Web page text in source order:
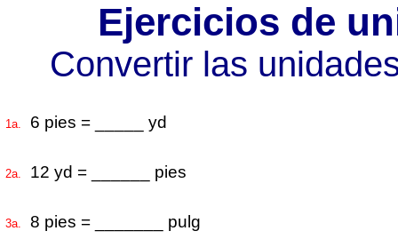
Ejercicios de
Convertir las
1a. 6 pies = _____ yd
2a. 12 yd = ______ pies
3a. 8 pies = _______ pulg